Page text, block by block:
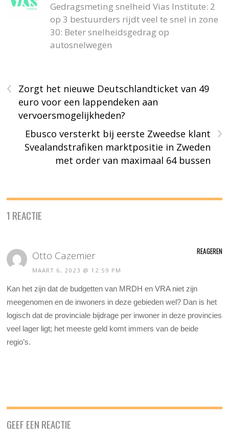
Gedragsmeting snelheid Vias Institute: 2
op 3 bestuurders rijdt veel te snel in zone
30: Beter snelheidsgedrag op
autosnelwegen
‹
Zorgt het nieuwe Deutschlandticket van 49
euro voor een lappendeken aan
vervoersmogelijkheden?
›
Ebusco versterkt bij eerste Zweedse klant
Svealandstrafiken marktpositie in Zweden
met order van maximaal 64 bussen
1 REACTIE
Otto Cazemier
MAART 6, 2023 @ 12:59 PM
Kan het zijn dat de budgetten van MRDH en VRA niet zijn
meegenomen en de inwoners in deze gebieden wel? Dan is het
logisch dat de provinciale bijdrage per inwoner in deze provincies
veel lager ligt; het meeste geld komt immers van de beide
regio’s.
REAGEREN
GEEF EEN REACTIE